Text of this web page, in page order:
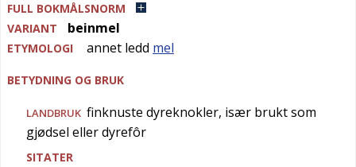
FULL BOKMÅLSNORM
VARIANT
beinmel
ETYMOLOGI annet ledd mel
BETYDNING OG BRUK
LANDBRUK finknuste dyreknokler, især brukt som
gjødsel eller dyrefôr
SITATER